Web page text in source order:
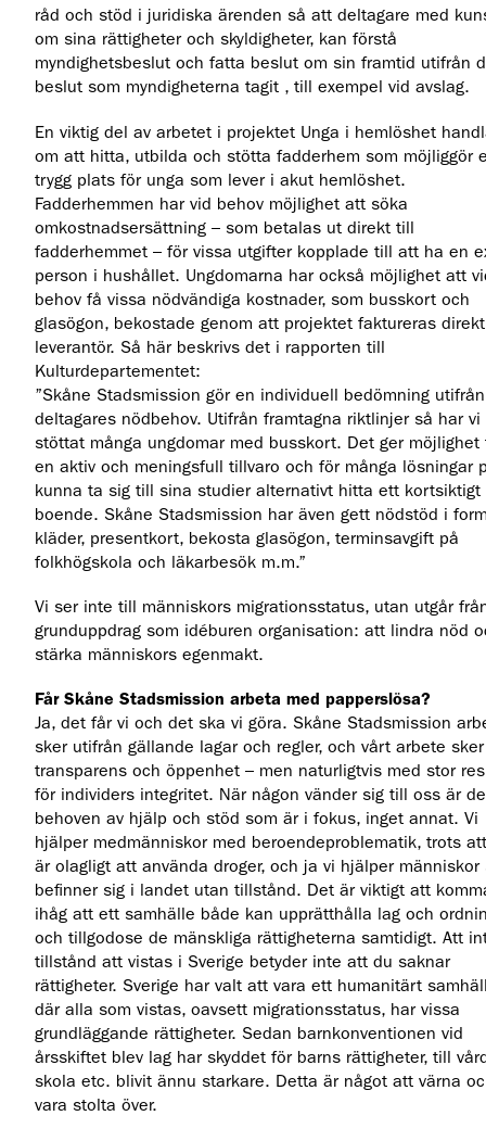
råd och stöd i juridiska ärenden så att deltagare med
om sina rättigheter och skyldigheter, kan förstå
myndighetsbeslut och fatta beslut om sin framtid utifrån
beslut som myndigheterna tagit , till exempel vid avslag.
En viktig del av arbetet i projektet Unga i hemlöshet
om att hitta, utbilda och stötta fadderhem som möjliggör
trygg plats för unga som lever i akut hemlöshet.
Fadderhemmen har vid behov möjlighet att söka
omkostnadsersättning – som betalas ut direkt till
fadderhemmet – för vissa utgifter kopplade till att ha en
person i hushållet. Ungdomarna har också möjlighet att
behov få vissa nödvändiga kostnader, som busskort och
glasögon, bekostade genom att projektet faktureras
leverantör. Så här beskrivs det i rapporten till
Kulturdepartementet:
”Skåne Stadsmission gör en individuell bedömning
deltagares nödbehov. Utifrån framtagna riktlinjer så har vi
stöttat många ungdomar med busskort. Det ger möjlighet
en aktiv och meningsfull tillvaro och för många lösningar
kunna ta sig till sina studier alternativt hitta ett kortsiktigt
boende. Skåne Stadsmission har även gett nödstöd i
kläder, presentkort, bekosta glasögon, terminsavgift på
folkhögskola och läkarbesök m.m.”
Vi ser inte till människors migrationsstatus, utan utgår
grunduppdrag som idéburen organisation: att lindra nöd
stärka människors egenmakt.
Får Skåne Stadsmission arbeta med papperslösa?
Ja, det får vi och det ska vi göra. Skåne Stadsmission
sker utifrån gällande lagar och regler, och vårt arbete
transparens och öppenhet – men naturligtvis med stor
för individers integritet. När någon vänder sig till oss är
behoven av hjälp och stöd som är i fokus, inget annat. Vi
hjälper medmänniskor med beroendeproblematik, trots
är olagligt att använda droger, och ja vi hjälper människor
befinner sig i landet utan tillstånd. Det är viktigt att
ihåg att ett samhälle både kan upprätthålla lag och
och tillgodose de mänskliga rättigheterna samtidigt. Att
tillstånd att vistas i Sverige betyder inte att du saknar
rättigheter. Sverige har valt att vara ett humanitärt
där alla som vistas, oavsett migrationsstatus, har vissa
grundläggande rättigheter. Sedan barnkonventionen vid
årsskiftet blev lag har skyddet för barns rättigheter, till
skola etc. blivit ännu starkare. Detta är något att värna
vara stolta över.